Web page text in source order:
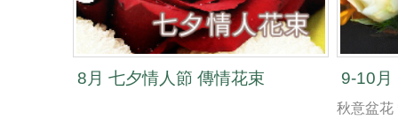
8月 七夕情人節 傳情花束 9-10月
秋意盆花